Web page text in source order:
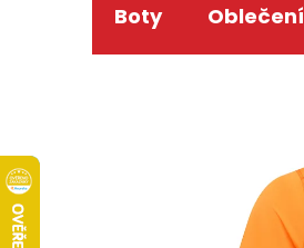
Boty Oblečení